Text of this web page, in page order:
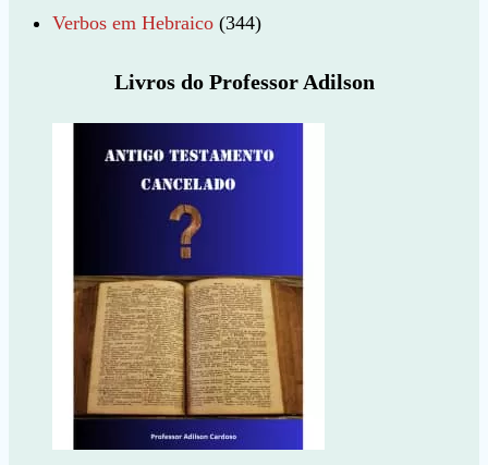
Verbos em Hebraico (344)
Livros do Professor Adilson